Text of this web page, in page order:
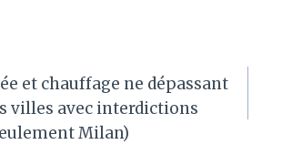
et chauffage ne dépassant
villes avec interdictions
Milan)